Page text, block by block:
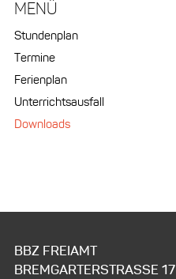
Stundenplan
Termine
Ferienplan
Unterrichtsausfall
Downloads
BBZ FREIAMT
BREMGARTERSTRASSE 17